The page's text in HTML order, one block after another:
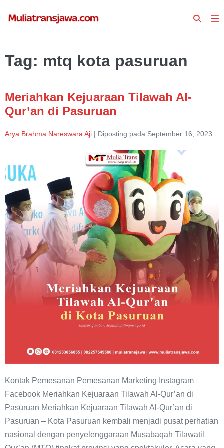
Toggle
Tag: mtq kota pasuruan
Meriahkan Kejuaraan Tilawah Al-
Qur’an di Pasuruan
Arya Brahma Nareswara Aji | Diposting pada September 16, 2023
Kejuaraan
Tilawah
Al-
Qur’an
di
Pasuruan
Kontak Pemesanan Pemesanan Marketing Instagram
Facebook Meriahkan Kejuaraan Tilawah Al-Qur’an di
Pasuruan Meriahkan Kejuaraan Tilawah Al-Qur’an di
Pasuruan – Kota Pasuruan kembali menjadi pusat perhatian
nasional dengan penyelenggaraan Musabaqah Tilawatil